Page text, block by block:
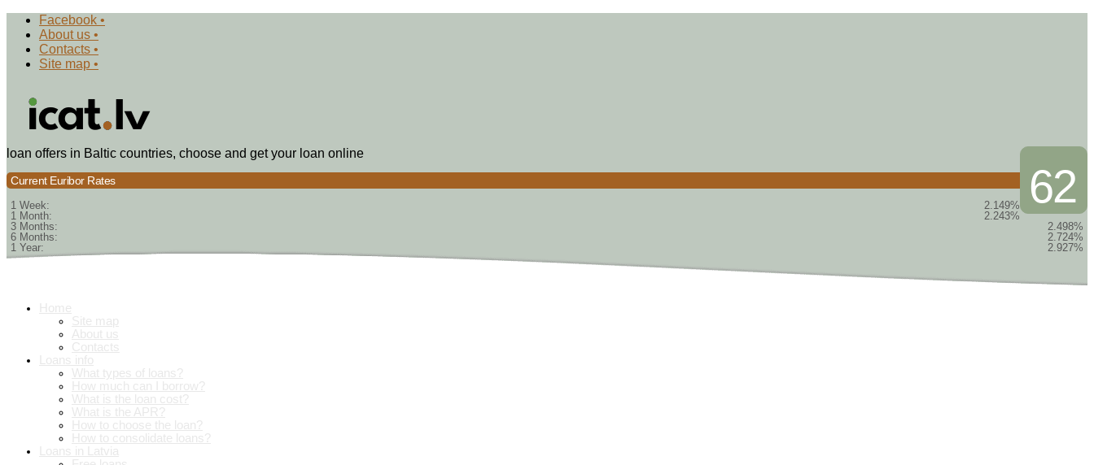
Facebook •
About us •
Contacts •
Site map •
62
loan offers in Baltic countries, choose and get your loan online
Current Euribor Rates
1 Week:
2.149%
1 Month:
2.243%
3 Months:
2.498%
6 Months:
2.724%
1 Year:
2.927%